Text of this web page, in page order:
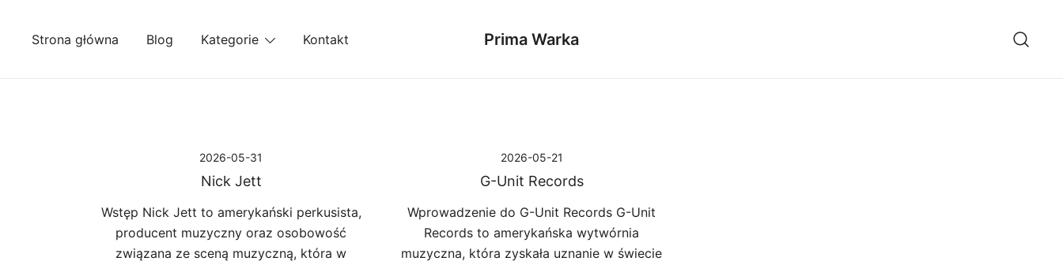
Strona główna Blog Kategorie Kontakt Prima Warka
2026-05-31
Nick Jett
Wstęp Nick Jett to amerykański perkusista,
producent muzyczny oraz osobowość
związana ze sceną muzyczną, która w
2026-05-21
G-Unit Records
Wprowadzenie do G-Unit Records G-Unit
Records to amerykańska wytwórnia
muzyczna, która zyskała uznanie w świecie